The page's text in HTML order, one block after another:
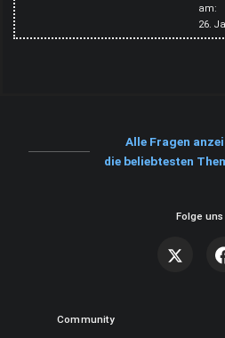
am:
26.
Alle Fragen
die beliebtesten
Folge uns
Community